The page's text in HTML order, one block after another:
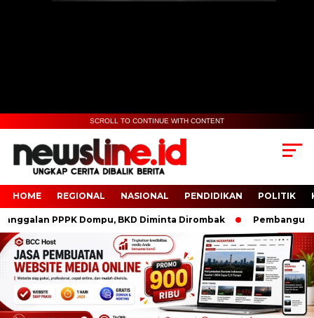
SCROLL TO CONTINUE WITH CONTENT
HOME REGIONAL NASIONAL PENDIDIKAN POLITIK
PPPK Dompu, BKD Diminta Dirombak Pembangunan